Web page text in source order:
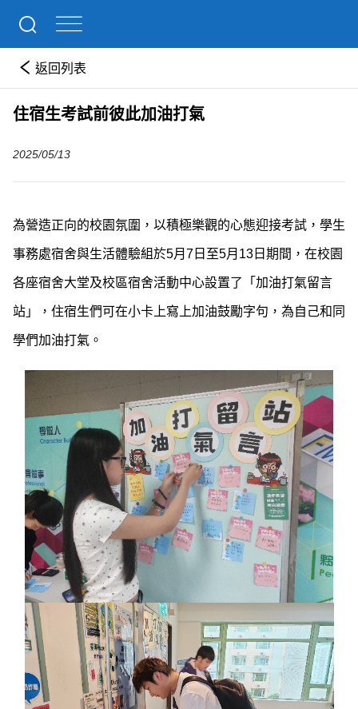
返回列表
住宿生考試前彼此加油打氣
2025/05/13
為營造正向的校園氛圍，以積極樂觀的心態迎接考試，學生
事務處宿舍與生活體驗組於5月7日至5月13日期間，在校園
各座宿舍大堂及校區宿舍活動中心設置了「加油打氣留言
站」，住宿生們可在小卡上寫上加油鼓勵字句，為自己和同
學們加油打氣。